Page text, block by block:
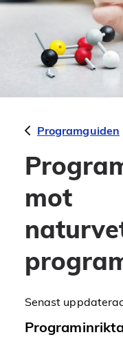
Programguiden
mot
Senast